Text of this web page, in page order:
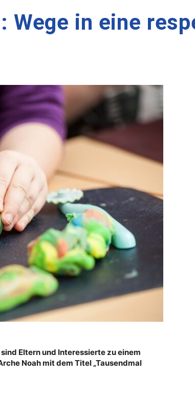
Wege in eine
sind Eltern und Interessierte zu einem
Noah mit dem Titel „Tausendmal